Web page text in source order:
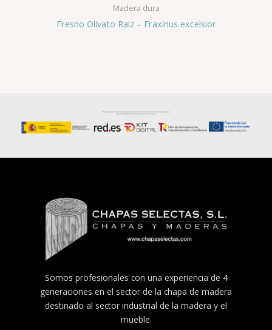
Madera dura
Fresno Olivato Raiz – Fraxinus excelsior
Somos profesionales con una experiencia de 4
generaciones en el sector de la chapa de madera
destinado al sector industrial de la madera y el
mueble.